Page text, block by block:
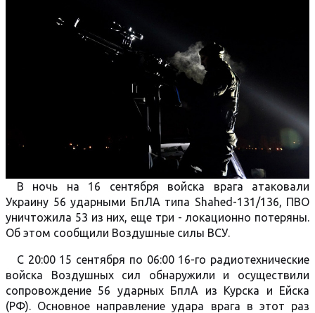
В ночь на 16 сентября войска врага атаковали
Украину 56 ударными БпЛА типа Shahed-131/136, ПВО
уничтожила 53 из них, еще три - локационно потеряны.
Об этом сообщили Воздушные силы ВСУ.
С 20:00 15 сентября по 06:00 16-го радиотехнические
войска Воздушных сил обнаружили и осуществили
сопровождение 56 ударных БплА из Курска и Ейска
(РФ). Основное направление удара врага в этот раз